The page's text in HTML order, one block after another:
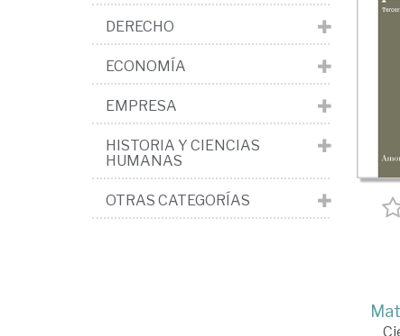
DERECHO
ECONOMÍA
EMPRESA
HISTORIA Y CIENCIAS
HUMANAS
OTRAS CATEGORÍAS